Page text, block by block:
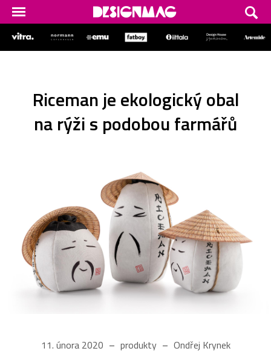
Riceman je ekologický obal
na rýži s podobou farmářů
11. února 2020 produkty Ondřej Krynek